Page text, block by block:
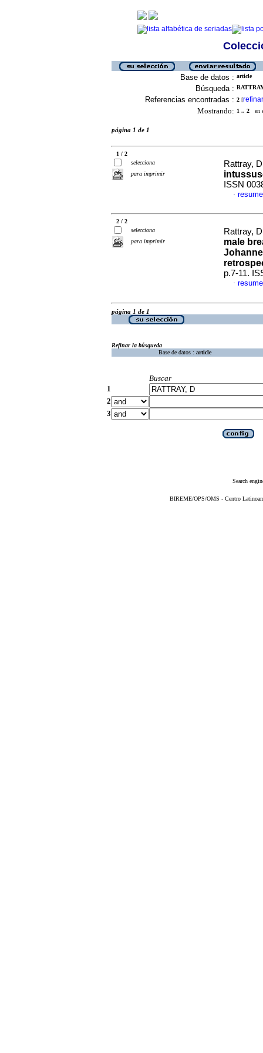
Base de datos : article
Búsqueda :
Referencias encontradas : 2 [refinar
Mostrando: 1 .. 2 en
página 1 de 1
1 / 2
selecciona
para imprimir
Rattray,
ISSN
·
2 / 2
selecciona
para imprimir
Rattray,
male
p.7-11.
·
página 1 de 1
Refinar la búsqueda
Base de datos : article
Buscar
1
2
3
Search
BIREME/OPS/OMS - Centro